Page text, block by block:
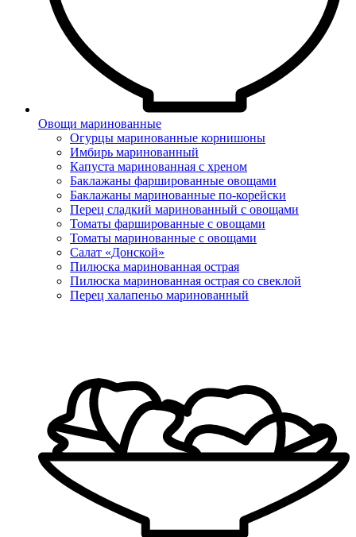
Овощи маринованные
Огурцы маринованные корнишоны
Имбирь маринованный
Капуста маринованная с хреном
Баклажаны фаршированные овощами
Баклажаны маринованные по-корейски
Перец сладкий маринованный с овощами
Томаты фаршированные с овощами
Томаты маринованные с овощами
Салат «Донской»
Пилюска маринованная острая
Пилюска маринованная острая со свеклой
Перец халапеньо маринованный